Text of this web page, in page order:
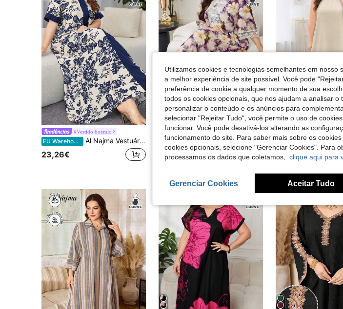
#Vestido boémio
EU Warehouse Al Najma Vestuário de Verão Casual Árabe de Manga Curta de Tamanho Grande com Impressão Aleatória
23,26€
#Vestido boémio
EU Warehouse -37% Al Najma Vestido romântico e elegante com decote em V e mangas midi evasê, com detalhes em renda, ideal para a primavera/verão.
14,99€ 23,82€
8
#Estilos de
EU Warehouse Al Najma Vestido Plus Size de Cor Lisa, Solto,
18,80€
Utilizamos cookies e tecnologias semelhantes em
a melhor experiência de site possível. Você pode
preferência de cookie a qualquer momento de sua
todos os cookies opcionais, que nos ajudam a analisar
personalizar o conteúdo e os anúncios para
selecionar "Rejeitar Tudo", você permite o uso de
funcionar. Você pode desativá-los alterando as
funcionamento do site. Para saber mais sobre os
cookies opcionais, selecione "Gerenciar Cookies". Para
processamos os dados que coletamos, clique aqui para
Gerenciar Cookies Aceitar Tudo